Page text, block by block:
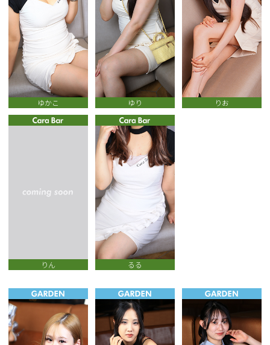
ゆかこ ゆり りお
りん るる